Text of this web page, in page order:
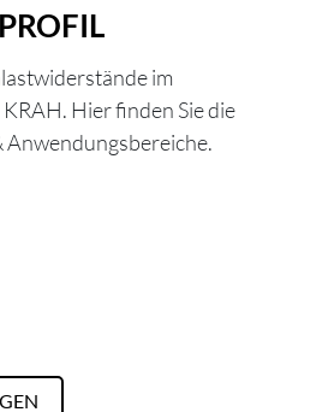
im
Hier finden Sie die